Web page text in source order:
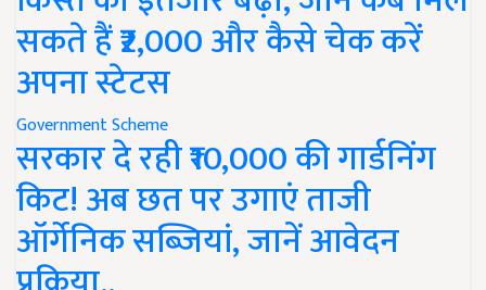
सकते हैं ₹2,000 और कैसे चेक करें
अपना स्टेटस
Government Scheme
सरकार दे रही ₹10,000 की गार्डनिंग
किट! अब छत पर उगाएं ताजी
ऑर्गेनिक सब्जियां, जानें आवेदन